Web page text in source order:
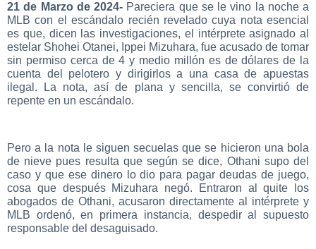
21 de Marzo de 2024- Pareciera que se le vino la noche a
MLB con el escándalo recién revelado cuya nota esencial
es que, dicen las investigaciones, el intérprete asignado al
estelar Shohei Otanei, Ippei Mizuhara, fue acusado de tomar
sin permiso cerca de 4 y medio millón es de dólares de la
cuenta del pelotero y dirigirlos a una casa de apuestas
ilegal. La nota, así de plana y sencilla, se convirtió de
repente en un escándalo.
Pero a la nota le siguen secuelas que se hicieron una bola
de nieve pues resulta que según se dice, Othani supo del
caso y que ese dinero lo dio para pagar deudas de juego,
cosa que después Mizuhara negó. Entraron al quite los
abogados de Othani, acusaron directamente al intérprete y
MLB ordenó, en primera instancia, despedir al supuesto
responsable del desaguisado.